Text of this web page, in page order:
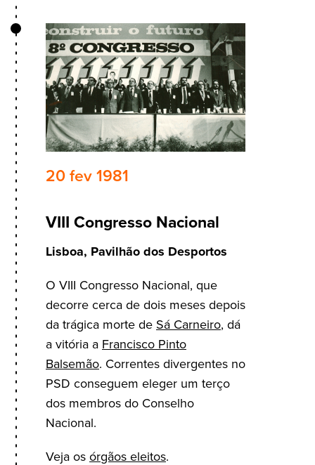
20 fev 1981
VIII Congresso Nacional
Lisboa, Pavilhão dos Desportos
O VIII Congresso Nacional, que
decorre cerca de dois meses depois
da trágica morte de Sá Carneiro, dá
a vitória a Francisco Pinto
Balsemão. Correntes divergentes no
PSD conseguem eleger um terço
dos membros do Conselho
Nacional.
Veja os órgãos eleitos.